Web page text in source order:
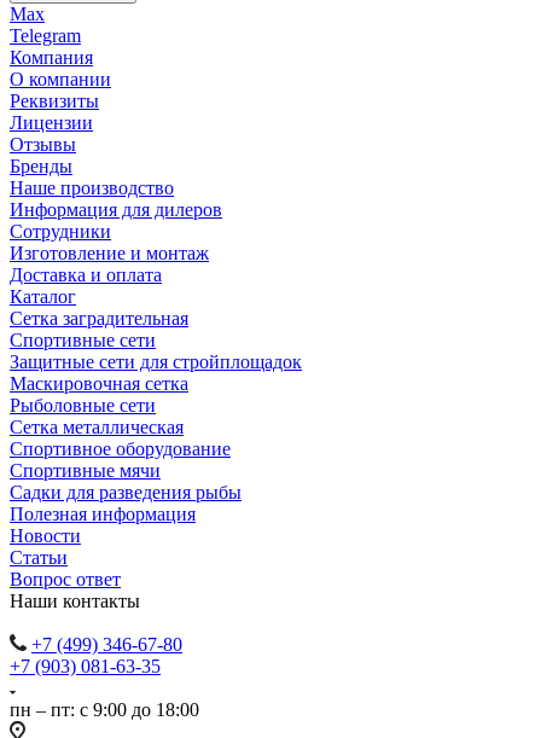
Max
Telegram
Компания
О компании
Реквизиты
Лицензии
Отзывы
Бренды
Наше производство
Информация для дилеров
Сотрудники
Изготовление и монтаж
Доставка и оплата
Каталог
Сетка заградительная
Спортивные сети
Защитные сети для стройплощадок
Маскировочная сетка
Рыболовные сети
Сетка металлическая
Спортивное оборудование
Спортивные мячи
Садки для разведения рыбы
Полезная информация
Новости
Статьи
Вопрос ответ
Наши контакты
+7 (499) 346-67-80
+7 (903) 081-63-35
пн – пт: с 9:00 до 18:00